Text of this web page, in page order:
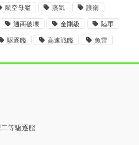
航空母艦 蒸気 護衛
通商破壊 金剛級 陸軍
駆逐艦 高速戦艦 魚雷
等駆逐艦